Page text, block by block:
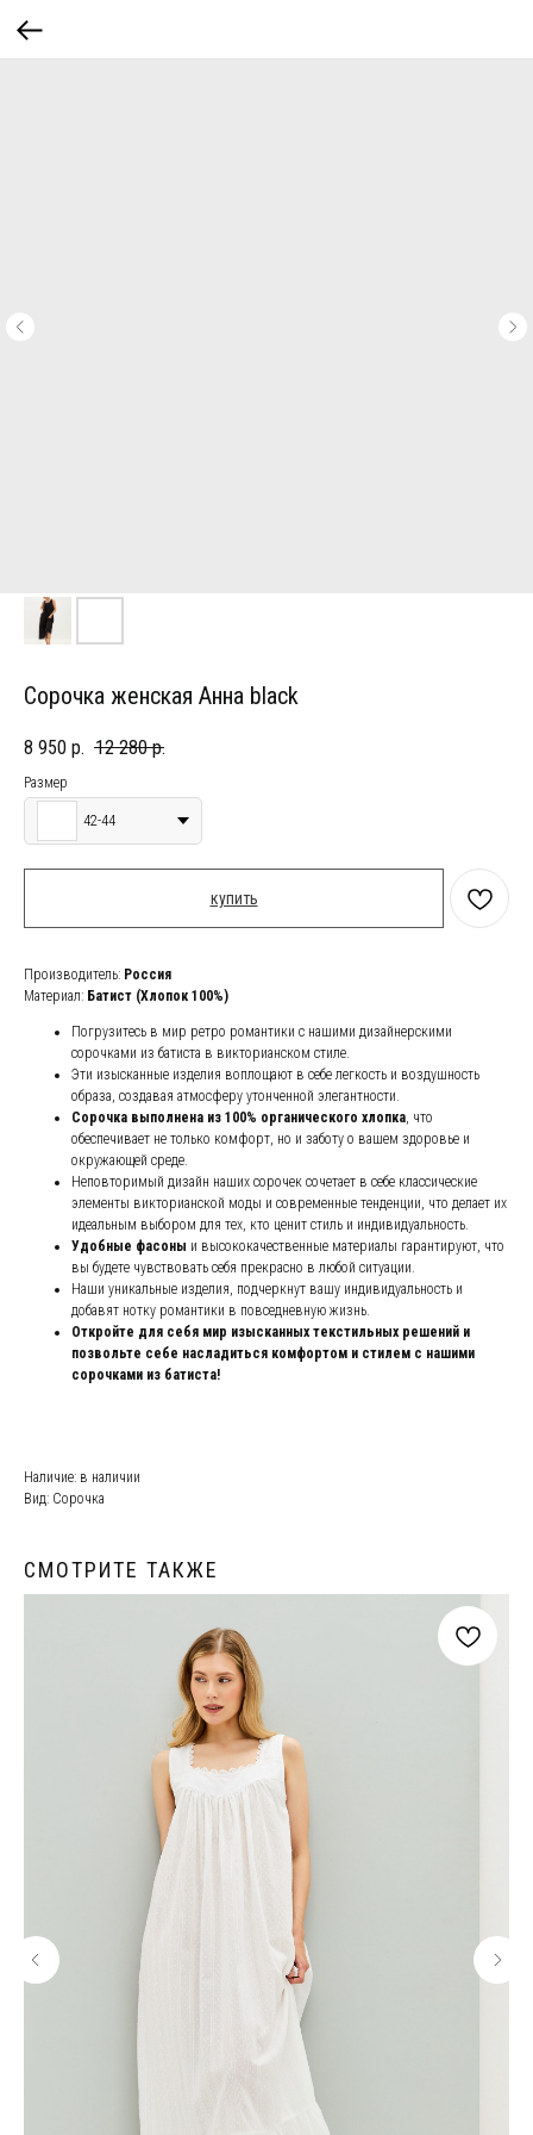
Сорочка женская Анна black
8 950 р. 12 280 р.
Размер
42-44
купить
Производитель: Россия
Материал: Батист (Хлопок 100%)
Погрузитесь в мир ретро романтики с нашими дизайнерскими
сорочками из батиста в викторианском стиле.
Эти изысканные изделия воплощают в себе легкость и воздушность
образа, создавая атмосферу утонченной элегантности.
Сорочка выполнена из 100% органического хлопка, что
обеспечивает не только комфорт, но и заботу о вашем здоровье и
окружающей среде.
Неповторимый дизайн наших сорочек сочетает в себе классические
элементы викторианской моды и современные тенденции, что делает их
идеальным выбором для тех, кто ценит стиль и индивидуальность.
Удобные фасоны и высококачественные материалы гарантируют, что
вы будете чувствовать себя прекрасно в любой ситуации.
Наши уникальные изделия, подчеркнут вашу индивидуальность и
добавят нотку романтики в повседневную жизнь.
Откройте для себя мир изысканных текстильных решений и
позвольте себе насладиться комфортом и стилем с нашими
сорочками из батиста!
Наличие: в наличии
Вид: Сорочка
СМОТРИТЕ ТАКЖЕ